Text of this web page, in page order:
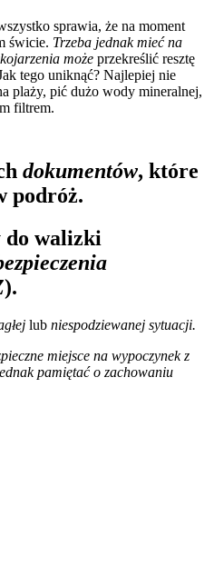
sprawia, że na moment
świcie. Trzeba jednak mieć na
może przekreślić resztę
tego uniknąć? Najlepiej nie
plaży, pić dużo wody mineralnej,
filtrem.
dokumentów, które
podróż.
do walizki
).
lub niespodziewanej sytuacji.
miejsce na wypoczynek z
pamiętać o zachowaniu